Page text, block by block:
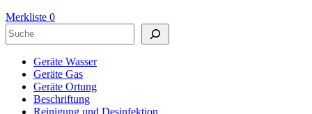
Merkliste 0
Suchen
Geräte Wasser
Geräte Gas
Geräte Ortung
Beschriftung
Reinigung und Desinfektion